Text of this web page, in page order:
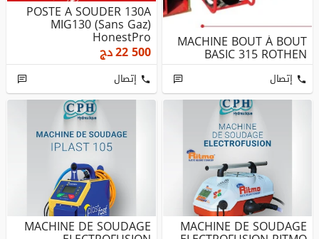
MACHINE BOUT À BOUT
BASIC 315 ROTHEN
إتصال
POSTE A SOUDER 130A
MIG130 (Sans Gaz)
HonestPro
22 500دج
إتصال
MACHINE DE SOUDAGE
MACHINE DE SOUDAGE